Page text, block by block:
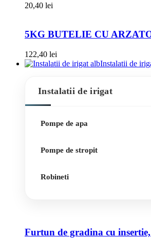
20,40 lei
5KG BUTELIE CU
122,40 lei
Instalatii de
Instalatii de irigat
Pompe de apa
Pompe de stropit
Robineti
Furtun de gradina cu